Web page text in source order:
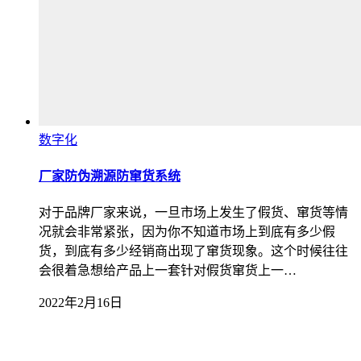
数字化
厂家防伪溯源防窜货系统
对于品牌厂家来说，一旦市场上发生了假货、窜货等情
况就会非常紧张，因为你不知道市场上到底有多少假
货，到底有多少经销商出现了窜货现象。这个时候往往
会很着急想给产品上一套针对假货窜货上一…
2022年2月16日